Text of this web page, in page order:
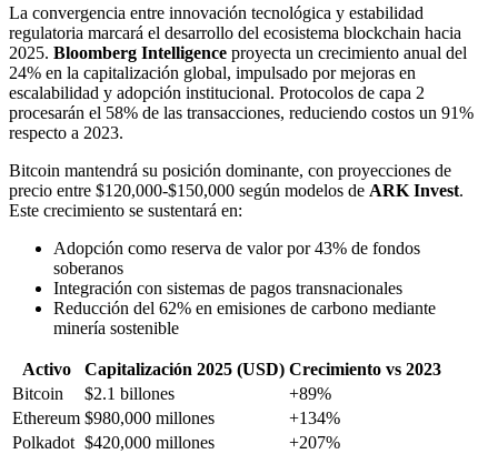
La convergencia entre innovación tecnológica y estabilidad
regulatoria marcará el desarrollo del ecosistema blockchain hacia
2025. Bloomberg Intelligence proyecta un crecimiento anual del
24% en la capitalización global, impulsado por mejoras en
escalabilidad y adopción institucional. Protocolos de capa 2
procesarán el 58% de las transacciones, reduciendo costos un 91%
respecto a 2023.
Bitcoin mantendrá su posición dominante, con proyecciones de
precio entre $120,000-$150,000 según modelos de ARK Invest.
Este crecimiento se sustentará en:
Adopción como reserva de valor por 43% de fondos
soberanos
Integración con sistemas de pagos transnacionales
Reducción del 62% en emisiones de carbono mediante
minería sostenible
Activo Capitalización 2025 (USD) Crecimiento vs 2023
Bitcoin
$2.1 billones
+89%
Ethereum $980,000 millones
+134%
Polkadot $420,000 millones +207%